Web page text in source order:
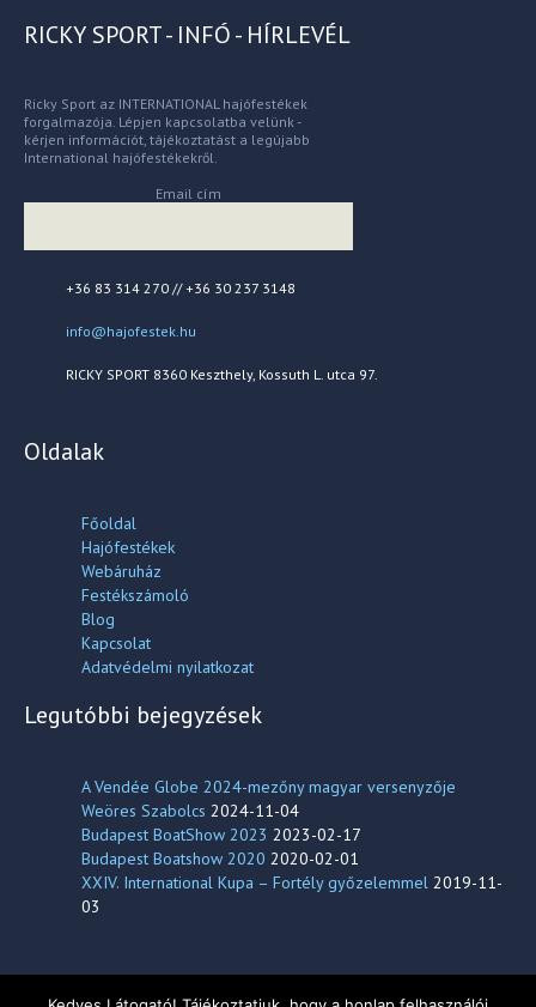
RICKY SPORT - INFÓ - HÍRLEVÉL
Ricky Sport az INTERNATIONAL hajófestékek
forgalmazója. Lépjen kapcsolatba velünk -
kérjen információt, tájékoztatást a legújabb
International hajófestékekről.
Email cím
+36 83 314 270 // +36 30 237 3148
info@hajofestek.hu
RICKY SPORT 8360 Keszthely, Kossuth L. utca 97.
Oldalak
Főoldal
Hajófestékek
Webáruház
Festékszámoló
Blog
Kapcsolat
Adatvédelmi nyilatkozat
Legutóbbi bejegyzések
A Vendée Globe 2024-mezőny magyar versenyzője
Weöres Szabolcs 2024-11-04
Budapest BoatShow 2023 2023-02-17
Budapest Boatshow 2020 2020-02-01
XXIV. International Kupa – Fortély győzelemmel 2019-11-
03